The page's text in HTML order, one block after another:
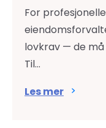
For
lovkrav — de
Til...
Les mer